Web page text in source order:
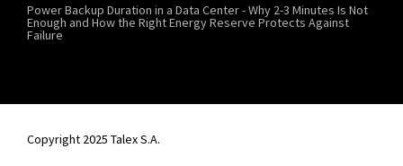
Power Backup Duration in a Data Center - Why 2-3 Minutes Is Not
Enough and How the Right Energy Reserve Protects Against
Failure
Copyright 2025 Talex S.A.